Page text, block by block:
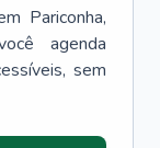
Pariconha,
agenda
sem